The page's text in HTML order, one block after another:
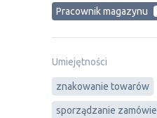
Рracownik magazynu
Umiejętności
znakowanie towarów
sporządzanie